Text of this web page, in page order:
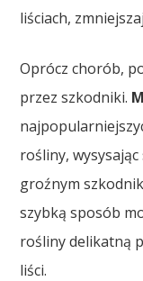
liściach,
Oprócz chorób,
przez szkodniki.
rośliny,
groźnym
szybką sposób
rośliny delikatną
liści.